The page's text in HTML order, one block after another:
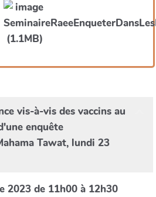
enquête
Tawat, lundi 23
2023 de 11h00 à 12h30